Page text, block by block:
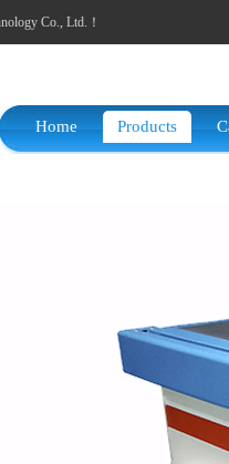
Co., Ltd.！
Home Products